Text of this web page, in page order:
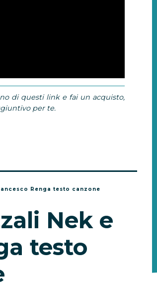
di questi link e fai un acquisto,
per te.
Renga testo canzone
Nek e
testo